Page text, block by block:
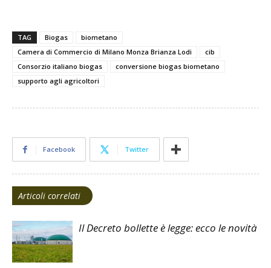
TAG Biogas
biometano
Camera di Commercio di Milano Monza Brianza Lodi
cib
Consorzio italiano biogas
conversione biogas biometano
supporto agli agricoltori
Facebook Twitter
Articoli correlati
Il Decreto bollette è legge: ecco le novità